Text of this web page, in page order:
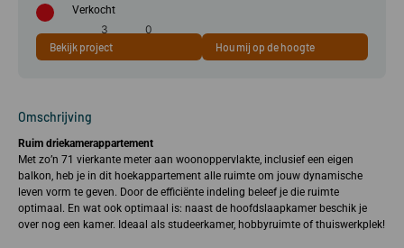
Verkocht
71 m²
3
kamer(s)
0
Bekijk project Hou mij op de hoogte
Omschrijving
Ruim driekamerappartement
Met zo’n 71 vierkante meter aan woonoppervlakte, inclusief een eigen
balkon, heb je in dit hoekappartement alle ruimte om jouw dynamische
leven vorm te geven. Door de efficiënte indeling beleef je die ruimte
optimaal. En wat ook optimaal is: naast de hoofdslaapkamer beschik je
over nog een kamer. Ideaal als studeerkamer, hobbyruimte of thuiswerkplek!